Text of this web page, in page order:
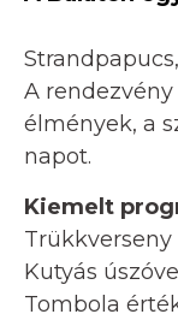
A
élmények, a
napot.
Kiemelt
Trükkverseny
Kutyás
Tombola